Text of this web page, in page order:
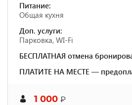
Питание:
Общая кухня
Доп. услуги:
Парковка, WI-Fi
БЕСПЛАТНАЯ отмена
ПЛАТИТЕ НА МЕСТЕ —
1 000 ₽